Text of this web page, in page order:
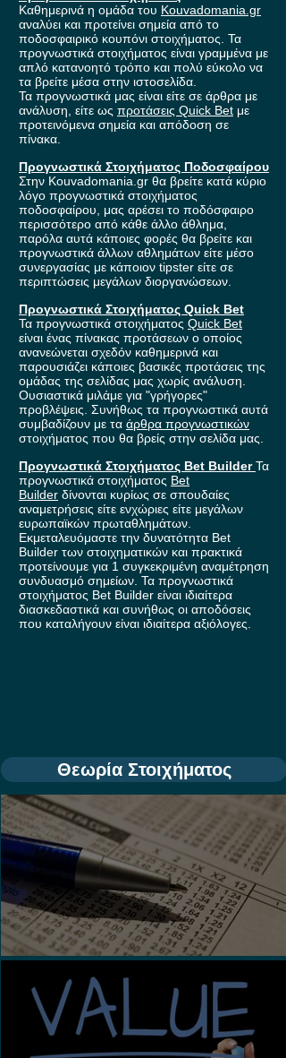
Καθημερινά η ομάδα του Kouvadomania.gr
αναλύει και προτείνει σημεία από το
ποδοσφαιρικό κουπόνι στοιχήματος. Τα
προγνωστικά στοιχήματος είναι γραμμένα με
απλό κατανοητό τρόπο και πολύ εύκολο να
τα βρείτε μέσα στην ιστοσελίδα.
Τα προγνωστικά μας είναι είτε σε άρθρα με
ανάλυση, είτε ως προτάσεις Quick Bet με
προτεινόμενα σημεία και απόδοση σε
πίνακα.
Προγνωστικά Στοιχήματος Ποδοσφαίρου
Στην Kouvadomania.gr θα βρείτε κατά κύριο
λόγο προγνωστικά στοιχήματος
ποδοσφαίρου, μας αρέσει το ποδόσφαιρο
περισσότερο από κάθε άλλο άθλημα,
παρόλα αυτά κάποιες φορές θα βρείτε και
προγνωστικά άλλων αθλημάτων είτε μέσο
συνεργασίας με κάποιον tipster είτε σε
περιπτώσεις μεγάλων διοργανώσεων.
Προγνωστικά Στοιχήματος Quick Bet
Τα προγνωστικά στοιχήματος Quick Bet
είναι ένας πίνακας προτάσεων ο οποίος
ανανεώνεται σχεδόν καθημερινά και
παρουσιάζει κάποιες βασικές προτάσεις της
ομάδας της σελίδας μας χωρίς ανάλυση.
Ουσιαστικά μιλάμε για "γρήγορες"
προβλέψεις. Συνήθως τα προγνωστικά αυτά
συμβαδίζουν με τα άρθρα προγνωστικών
στοιχήματος που θα βρείς στην σελίδα μας.
Προγνωστικά Στοιχήματος Bet BuilderΤα
προγνωστικά στοιχήματος Bet
Builder δίνονται κυρίως σε σπουδαίες
αναμετρήσεις είτε ενχώριες είτε μεγάλων
ευρωπαϊκών πρωταθλημάτων.
Εκμεταλευόμαστε την δυνατότητα Bet
Builder των στοιχηματικών και πρακτικά
προτείνουμε για 1 συγκεκριμένη αναμέτρηση
συνδυασμό σημείων. Τα προγνωστικά
στοιχήματος Bet Builder είναι ιδιαίτερα
διασκεδαστικά και συνήθως οι αποδόσεις
που καταλήγουν είναι ιδιαίτερα αξιόλογες.
Θεωρία Στοιχήματος
Τι είναι τα Ασιατικά Χάντικαπ;